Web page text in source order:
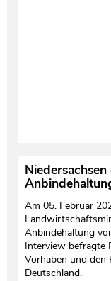
Am 05. Februar
Anbindehaltung
Interview befragte
Vorhaben und den
Deutschland.